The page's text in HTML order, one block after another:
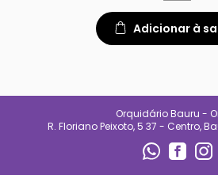
Adicionar à
Orquidário Bauru -
R. Floriano Peixoto, 5 37 - Centro,